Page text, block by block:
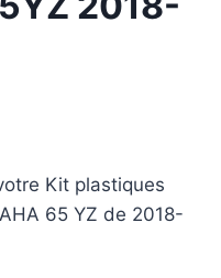
Kit plastiques
65 YZ de 2018-